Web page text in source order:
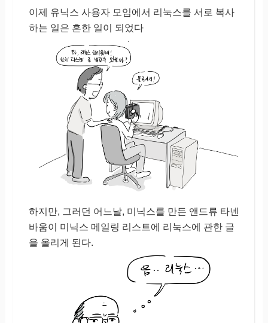
이제 유닉스 사용자 모임에서 리눅스를 서로 복사
하는 일은 흔한 일이 되었다
하지만, 그러던 어느날, 미닉스를 만든 앤드류 타넨
바움이 미닉스 메일링 리스트에 리눅스에 관한 글
을 올리게 된다.